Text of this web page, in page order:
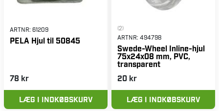
ARTNR: 61209
PELA Hjul til 50845
78 kr
LÆG I INDKØBSKURV
(2)
ARTNR: 494798
Swede-Wheel Inline-hjul
75x24x08 mm, PVC,
transparent
20 kr
LÆG I INDKØBSKURV